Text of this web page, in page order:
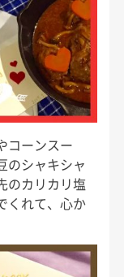
コーンスー
のシャキシャ
のカリカリ塩
くれて、心か